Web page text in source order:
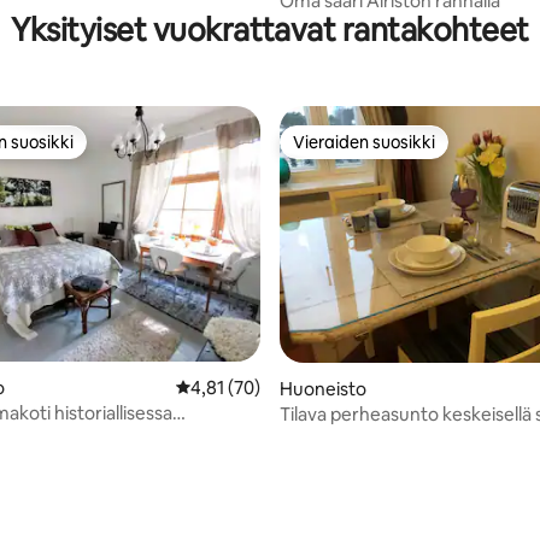
Yksityiset vuokrattavat rantakohteet
suosikki
suosikki
Keskimääräinen arvio 4,81/5, 70 arvostelua
4,81 (70)
historiallisessa
Vieraiden suosikki
Vieraiden suosikki
Huoneisto
Tilava perheasunto keskeisellä